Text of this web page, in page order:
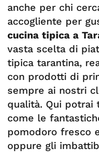
anche per chi
accogliente per
cucina tipica a
vasta scelta di
tipica tarantina,
con prodotti di
sempre ai nostri
qualità. Qui potrai
come le
pomodoro fresco
oppure gli